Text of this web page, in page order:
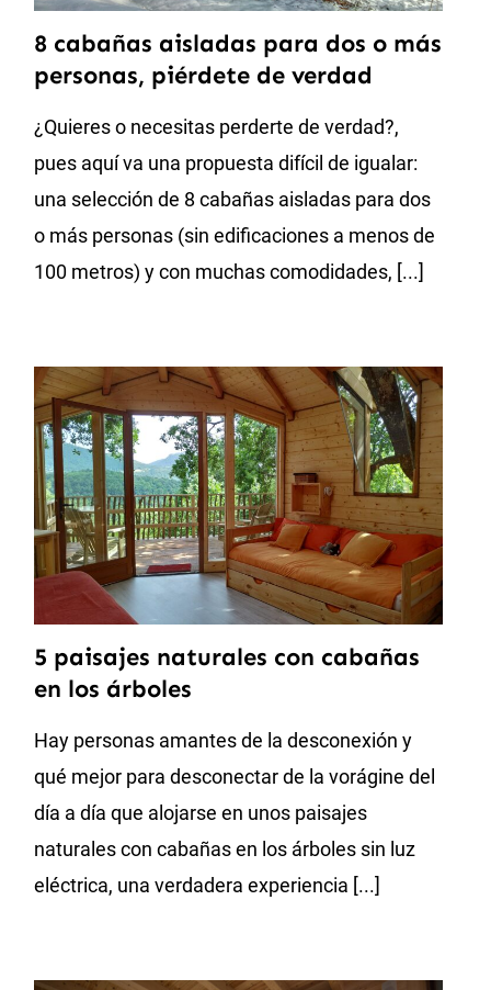
8 cabañas aisladas para dos o más
personas, piérdete de verdad
¿Quieres o necesitas perderte de verdad?,
pues aquí va una propuesta difícil de igualar:
una selección de 8 cabañas aisladas para dos
o más personas (sin edificaciones a menos de
100 metros) y con muchas comodidades, [...]
5 paisajes naturales con cabañas
en los árboles
Hay personas amantes de la desconexión y
qué mejor para desconectar de la vorágine del
día a día que alojarse en unos paisajes
naturales con cabañas en los árboles sin luz
eléctrica, una verdadera experiencia [...]